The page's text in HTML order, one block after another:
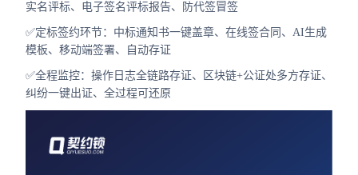
实名评标、电子签名评标报告、防代签冒签
✅定标签约环节：中标通知书一键盖章、在线签合同、AI生成
模板、移动端签署、自动存证
✅全程监控：操作日志全链路存证、区块链+公证处多方存证、
纠纷一键出证、全过程可还原